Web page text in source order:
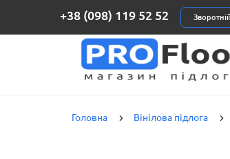
+38 (098) 119 52 52
Головна Вінілова підлога